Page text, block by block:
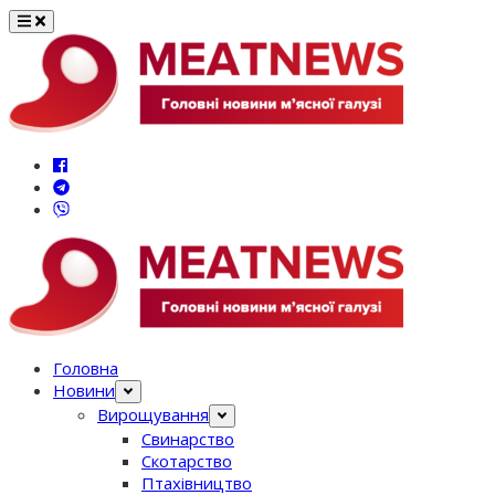
Перейти
вмісту
Головна
Новини
Вирощування
Свинарство
Скотарство
Птахівництво